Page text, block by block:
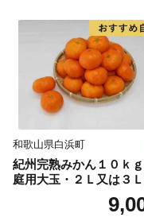
● 世界最北のサンゴの
串本は北緯33度30
の茂る温帯の海に属
運んでくる黒潮の
れ、南の海と同様の
界でもっとも北にあ
端にある串本の海な
また、串本の海は
和歌山県白浜町
紀州完熟みかん１０ｋ
庭用大玉・２Ｌ又は３Ｌ